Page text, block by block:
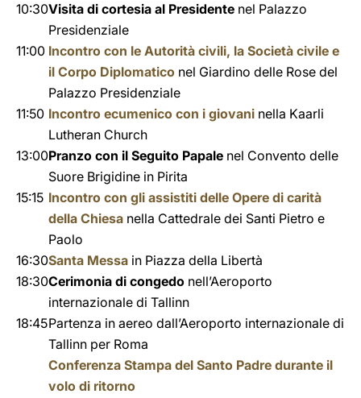
10:30Visita di cortesia al Presidente nel Palazzo
Presidenziale
11:00 Incontro con le Autorità civili, la Società civile e
il Corpo Diplomatico nel Giardino delle Rose del
Palazzo Presidenziale
11:50 Incontro ecumenico con i giovani nella Kaarli
Lutheran Church
13:00Pranzo con il Seguito Papale nel Convento delle
Suore Brigidine in Pirita
15:15 Incontro con gli assistiti delle Opere di carità
della Chiesa nella Cattedrale dei Santi Pietro e
Paolo
16:30Santa Messa in Piazza della Libertà
18:30Cerimonia di congedo nell’Aeroporto
internazionale di Tallinn
18:45Partenza in aereo dall’Aeroporto internazionale di
Tallinn per Roma
Conferenza Stampa del Santo Padre durante il
volo di ritorno